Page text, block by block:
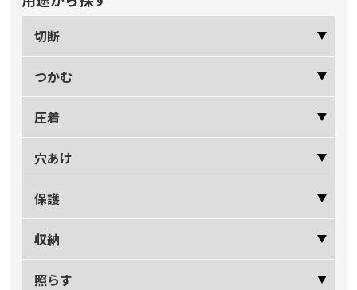
切断
つかむ
圧着
穴あけ
保護
収納
照らす